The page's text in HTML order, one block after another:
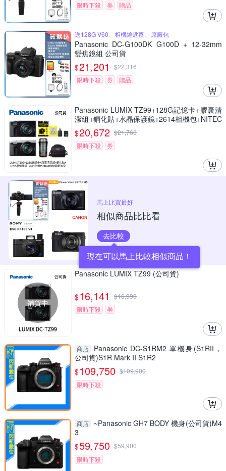
限時下殺
券 贈品
送128G V60、相機鑰匙圈、原廠包
Panasonic DC-G100DK G100D + 12-32mm
變焦鏡組 公司貨
$21,201 $22,316
限時下殺
券 贈品
Panasonic LUMIX TZ99+128G記憶卡+膠囊清
潔組+鋼化貼+水晶保護鏡+2614相機包+NITEC
ORE BB nano 迷你電動氣吹(公司貨)
$20,672 $21,760
限時下殺
券
馬上比買最好
相似商品比比看
去比較
現在可以馬上比較相似商品！
補貨中
Panasonic LUMIX TZ99 (公司貨)
$16,141 $16,990
限時下殺
券
商店
Panasonic DC-S1RM2 單機身(S1RII，
公司貨)S1R Mark II S1R2
$109,750 $109,900
限時下殺
商店
~Panasonic GH7 BODY 機身(公司貨)M4
3
$59,750 $59,900
限時下殺